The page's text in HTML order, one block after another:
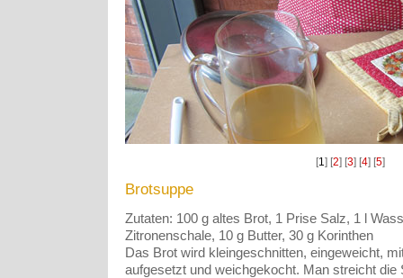
[1] [2] [3] [4] [5]
Brotsuppe
Zutaten: 100 g altes Brot, 1 Prise Salz, 1 l
Zitronenschale, 10 g Butter, 30 g Korinthen
Das Brot wird kleingeschnitten, eingeweicht,
aufgesetzt und weichgekocht. Man streicht die